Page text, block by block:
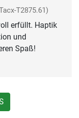
T2875.61)
erfüllt. Haptik
und
Spaß!